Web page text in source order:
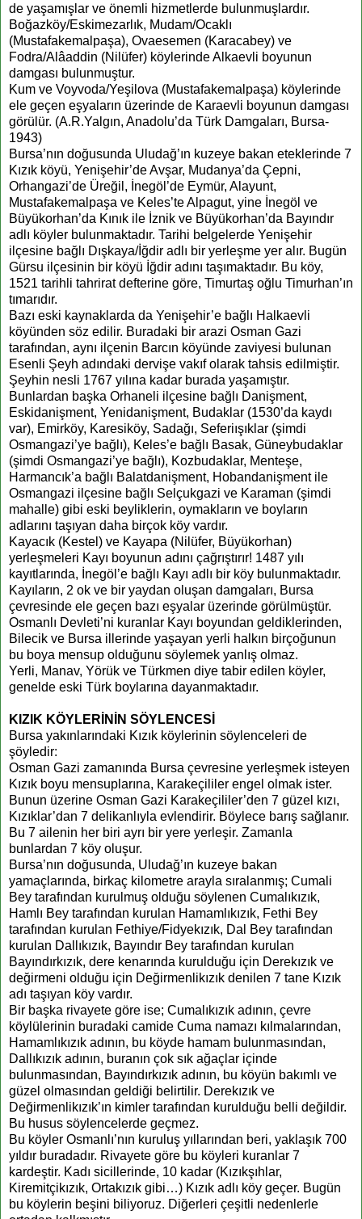
de yaşamışlar ve önemli hizmetlerde bulunmuşlardır.
Boğazköy/Eskimezarlık, Mudam/Ocaklı
(Mustafakemalpaşa), Ovaesemen (Karacabey) ve
Fodra/Alâaddin (Nilüfer) köylerinde Alkaevli boyunun
damgası bulunmuştur.
Kum ve Voyvoda/Yeşilova (Mustafakemalpaşa) köylerinde
ele geçen eşyaların üzerinde de Karaevli boyunun damgası
görülür. (A.R.Yalgın, Anadolu’da Türk Damgaları, Bursa-
1943)
Bursa’nın doğusunda Uludağ’ın kuzeye bakan eteklerinde 7
Kızık köyü, Yenişehir’de Avşar, Mudanya’da Çepni,
Orhangazi’de Üreğil, İnegöl’de Eymür, Alayunt,
Mustafakemalpaşa ve Keles’te Alpagut, yine İnegöl ve
Büyükorhan’da Kınık ile İznik ve Büyükorhan’da Bayındır
adlı köyler bulunmaktadır. Tarihi belgelerde Yenişehir
ilçesine bağlı Dışkaya/İğdir adlı bir yerleşme yer alır. Bugün
Gürsu ilçesinin bir köyü İğdir adını taşımaktadır. Bu köy,
1521 tarihli tahrirat defterine göre, Timurtaş oğlu Timurhan’ın
tımarıdır.
Bazı eski kaynaklarda da Yenişehir’e bağlı Halkaevli
köyünden söz edilir. Buradaki bir arazi Osman Gazi
tarafından, aynı ilçenin Barcın köyünde zaviyesi bulunan
Esenli Şeyh adındaki dervişe vakıf olarak tahsis edilmiştir.
Şeyhin nesli 1767 yılına kadar burada yaşamıştır.
Bunlardan başka Orhaneli ilçesine bağlı Danişment,
Eskidanişment, Yenidanişment, Budaklar (1530’da kaydı
var), Emirköy, Karesiköy, Sadağı, Seferiışıklar (şimdi
Osmangazi’ye bağlı), Keles’e bağlı Basak, Güneybudaklar
(şimdi Osmangazi’ye bağlı), Kozbudaklar, Menteşe,
Harmancık’a bağlı Balatdanişment, Hobandanişment ile
Osmangazi ilçesine bağlı Selçukgazi ve Karaman (şimdi
mahalle) gibi eski beyliklerin, oymakların ve boyların
adlarını taşıyan daha birçok köy vardır.
Kayacık (Kestel) ve Kayapa (Nilüfer, Büyükorhan)
yerleşmeleri Kayı boyunun adını çağrıştırır! 1487 yılı
kayıtlarında, İnegöl’e bağlı Kayı adlı bir köy bulunmaktadır.
Kayıların, 2 ok ve bir yaydan oluşan damgaları, Bursa
çevresinde ele geçen bazı eşyalar üzerinde görülmüştür.
Osmanlı Devleti’ni kuranlar Kayı boyundan geldiklerinden,
Bilecik ve Bursa illerinde yaşayan yerli halkın birçoğunun
bu boya mensup olduğunu söylemek yanlış olmaz.
Yerli, Manav, Yörük ve Türkmen diye tabir edilen köyler,
genelde eski Türk boylarına dayanmaktadır.
KIZIK KÖYLERİNİN SÖYLENCESİ
Bursa yakınlarındaki Kızık köylerinin söylenceleri de
şöyledir:
Osman Gazi zamanında Bursa çevresine yerleşmek isteyen
Kızık boyu mensuplarına, Karakeçililer engel olmak ister.
Bunun üzerine Osman Gazi Karakeçililer’den 7 güzel kızı,
Kızıklar’dan 7 delikanlıyla evlendirir. Böylece barış sağlanır.
Bu 7 ailenin her biri ayrı bir yere yerleşir. Zamanla
bunlardan 7 köy oluşur.
Bursa’nın doğusunda, Uludağ’ın kuzeye bakan
yamaçlarında, birkaç kilometre arayla sıralanmış; Cumali
Bey tarafından kurulmuş olduğu söylenen Cumalıkızık,
Hamlı Bey tarafından kurulan Hamamlıkızık, Fethi Bey
tarafından kurulan Fethiye/Fidyekızık, Dal Bey tarafından
kurulan Dallıkızık, Bayındır Bey tarafından kurulan
Bayındırkızık, dere kenarında kurulduğu için Derekızık ve
değirmeni olduğu için Değirmenlikızık denilen 7 tane Kızık
adı taşıyan köy vardır.
Bir başka rivayete göre ise; Cumalıkızık adının, çevre
köylülerinin buradaki camide Cuma namazı kılmalarından,
Hamamlıkızık adının, bu köyde hamam bulunmasından,
Dallıkızık adının, buranın çok sık ağaçlar içinde
bulunmasından, Bayındırkızık adının, bu köyün bakımlı ve
güzel olmasından geldiği belirtilir. Derekızık ve
Değirmenlikızık’ın kimler tarafından kurulduğu belli değildir.
Bu husus söylencelerde geçmez.
Bu köyler Osmanlı’nın kuruluş yıllarından beri, yaklaşık 700
yıldır buradadır. Rivayete göre bu köyleri kuranlar 7
kardeştir. Kadı sicillerinde, 10 kadar (Kızıkşıhlar,
Kiremitçikızık, Ortakızık gibi…) Kızık adlı köy geçer. Bugün
bu köylerin beşini biliyoruz. Diğerleri çeşitli nedenlerle